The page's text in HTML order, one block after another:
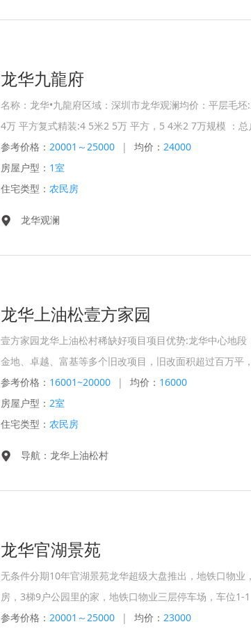
龙华九龍府
名称：龙华•九龍府区域：深圳市龙华观澜均价：平层毛
4万 平方复式精装:4 5米2 5万 平方，5 4米2 7万规模 ：总
参考价格： 20001～25000 | 均价： 24000
房屋户型： 1室
住宅类型： 农民房
龙华观澜
龙华上油松壹方家园
壹方家园龙华上油松村稀缺好项目项目优势:龙华中心地段
金地、卓越、富基等多个旧改项目，旧改面积超过百万平
参考价格： 16001~20000 | 均价： 16000
房屋户型： 2室
住宅类型： 农民房
导航：龙华上油松村
龙华官湖景苑
无条件分期10年官湖景苑龙华超级大盘推出，地铁口物业
房，3梯9户公园里的家，地铁口物业三层停车场，车位1-
参考价格： 20001～25000 | 均价： 23000